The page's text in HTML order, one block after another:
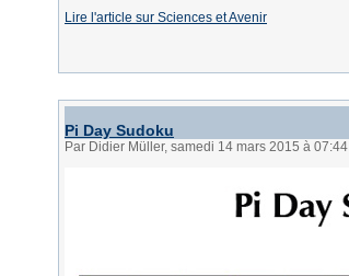
Lire l'article sur Sciences et Avenir
Pi Day Sudoku
Par Didier Müller, samedi 14 mars 2015 à 07:44